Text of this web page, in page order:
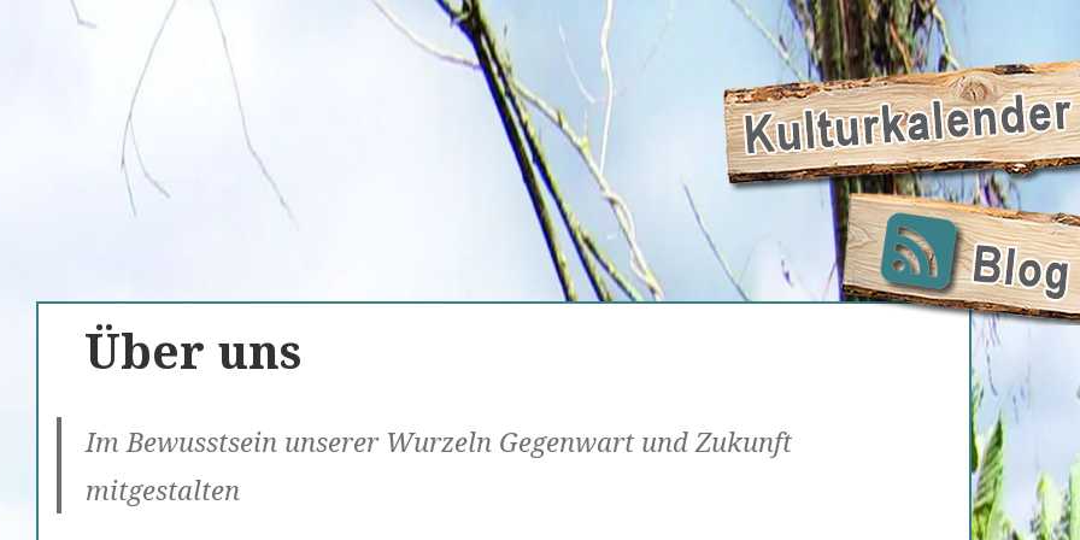
Über uns
Im Bewusstsein unserer Wurzeln Gegenwart und Zukunft
mitgestalten